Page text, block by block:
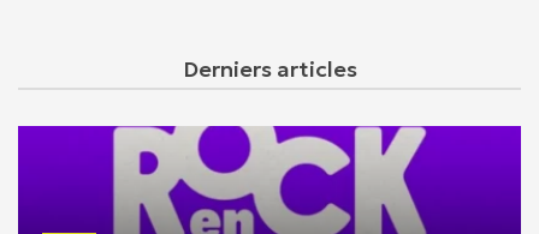
Derniers articles